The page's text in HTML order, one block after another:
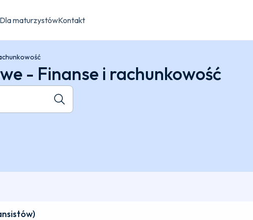
Dla maturzystówKontakt
- Finanse i rachunkowość
Szukaj kierunku